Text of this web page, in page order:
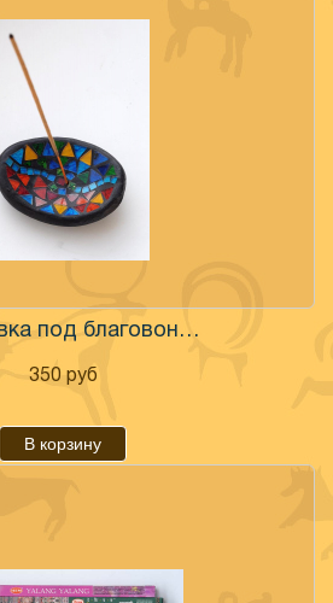
Подставка под благовония мозаика
350 руб
В корзину